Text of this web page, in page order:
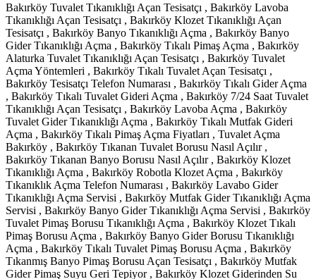
Bakırköy Tuvalet Tıkanıklığı Açan Tesisatçı , Bakırköy Lavoba
Tıkanıklığı Açan Tesisatçı , Bakırköy Klozet Tıkanıklığı Açan
Tesisatçı , Bakırköy Banyo Tıkanıklığı Açma , Bakırköy Banyo
Gider Tıkanıklığı Açma , Bakırköy Tıkalı Pimaş Açma , Bakırköy
Alaturka Tuvalet Tıkanıklığı Açan Tesisatçı , Bakırköy Tuvalet
Açma Yöntemleri , Bakırköy Tıkalı Tuvalet Açan Tesisatçı ,
Bakırköy Tesisatçı Telefon Numarası , Bakırköy Tıkalı Gider Açma
, Bakırköy Tıkalı Tuvalet Gideri Açma , Bakırköy 7/24 Saat Tuvalet
Tıkanıklığı Açan Tesisatçı , Bakırköy Lavoba Açma , Bakırköy
Tuvalet Gider Tıkanıklığı Açma , Bakırköy Tıkalı Mutfak Gideri
Açma , Bakırköy Tıkalı Pimaş Açma Fiyatları , Tuvalet Açma
Bakırköy , Bakırköy Tıkanan Tuvalet Borusu Nasıl Açılır ,
Bakırköy Tıkanan Banyo Borusu Nasıl Açılır , Bakırköy Klozet
Tıkanıklığı Açma , Bakırköy Robotla Klozet Açma , Bakırköy
Tıkanıklık Açma Telefon Numarası , Bakırköy Lavabo Gider
Tıkanıklığı Açma Servisi , Bakırköy Mutfak Gider Tıkanıklığı Açma
Servisi , Bakırköy Banyo Gider Tıkanıklığı Açma Servisi , Bakırköy
Tuvalet Pimaş Borusu Tıkanıklığı Açma , Bakırköy Klozet Tıkalı
Pimaş Borusu Açma , Bakırköy Banyo Gider Borusu Tıkanıklığı
Açma , Bakırköy Tıkalı Tuvalet Pimaş Borusu Açma , Bakırköy
Tıkanmış Banyo Pimaş Borusu Açan Tesisatçı , Bakırköy Mutfak
Gider Pimaş Suyu Geri Tepiyor , Bakırköy Klozet Giderinden Su